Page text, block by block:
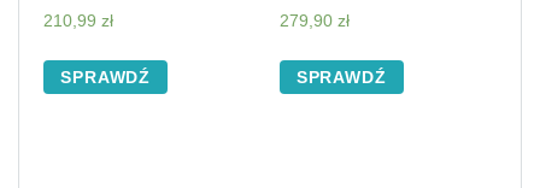
210,99 zł
SPRAWDŹ
279,90 zł
SPRAWDŹ